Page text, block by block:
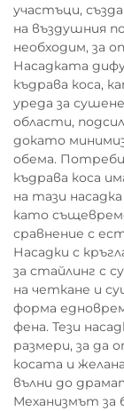
участъци,
на въздушния
необходим, за
Насадката
къдрава коса,
уреда за
области,
докато
обема.
къдрава коса
на тази
като
сравнение с
Насадки с
за стайлинг с
на четкане и
форма
фена. Тези
размери, за да
косата и
вълни до
Механизмът за